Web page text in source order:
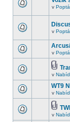
v
v
v
v
WT9
v
v